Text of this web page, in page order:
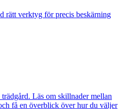
rätt verktyg för precis beskärning
Läs om skillnader mellan
få en överblick över hur du väljer